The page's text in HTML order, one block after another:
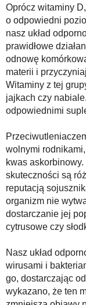
Oprócz witaminy
o odpowiedni
nasz układ
prawidłowe
odnowę
materii i
Witaminy z tej
jajkach czy
odpowiednimi
wolnymi
kwas
skuteczności są
reputacją
organizm nie
dostarczanie jej
cytrusowe czy
Nasz układ
wirusami i
go, dostarczając
wykazano, że ten